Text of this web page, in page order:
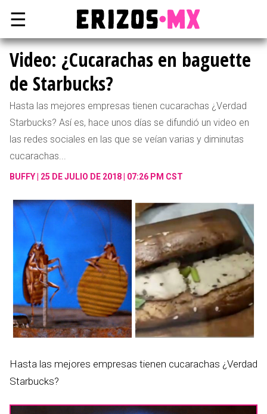
☰
Video: ¿Cucarachas en baguette
de Starbucks?
Hasta las mejores empresas tienen cucarachas ¿Verdad
Starbucks? Así es, hace unos días se difundió un video en
las redes sociales en las que se veían varias y diminutas
cucarachas...
BUFFY 25 DE JULIO DE 2018 | 07:26 PM CST
Hasta las mejores empresas tienen cucarachas ¿Verdad
Starbucks?